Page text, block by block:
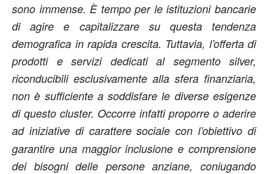
sono immense. È tempo per le istituzioni bancarie
di agire e capitalizzare su questa tendenza
demografica in rapida crescita. Tuttavia, l’offerta di
prodotti e servizi dedicati al segmento silver,
riconducibili esclusivamente alla sfera finanziaria,
non è sufficiente a soddisfare le diverse esigenze
di questo cluster. Occorre infatti proporre o aderire
ad iniziative di carattere sociale con l’obiettivo di
garantire una maggior inclusione e comprensione
dei bisogni delle persone anziane, coniugando